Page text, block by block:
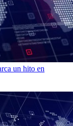
un hito en